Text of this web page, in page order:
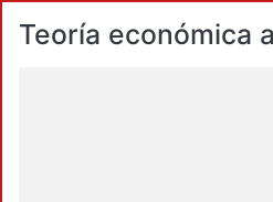
Teoría económica